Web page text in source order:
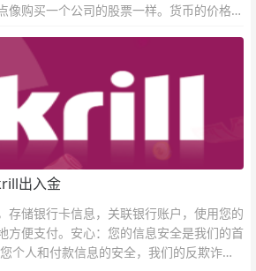
像购买一个公司的股票一样。货币的价格直
出入金
存储银行卡信息，关联银行账户，使用您的
方便支付。安心：您的信息安全是我们的首
个人和付款信息的安全，我们的反欺诈团